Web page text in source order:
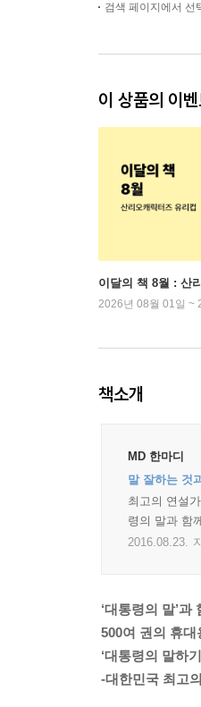
검색 페이지에서 선
이 상품의 이
이달의 책 8월 : 산
2026년 08월 01일 ~
책소개
MD 한마디
말 잘하는 것
최고의 연설
령의 말과 함
2016.08.23.
‘대통령의 말’과
500여 권의 휴
‘대통령의 말하
-대한민국 최고